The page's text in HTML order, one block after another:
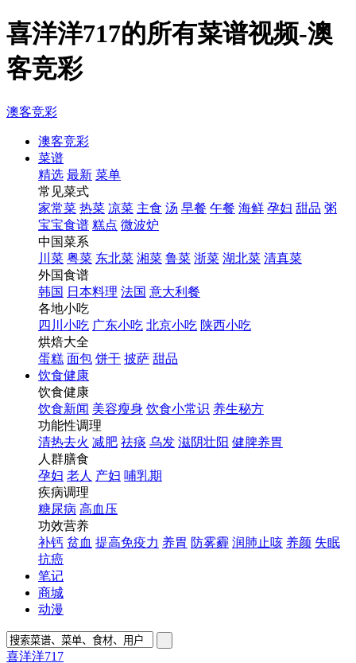
喜洋洋717的所有菜谱视频-澳
客竞彩
澳客竞彩
澳客竞彩
菜谱
精选 最新 菜单
常见菜式
家常菜 热菜 凉菜 主食 汤 早餐 午餐 海鲜 孕妇 甜品 粥
宝宝食谱 糕点 微波炉
中国菜系
川菜 粤菜 东北菜 湘菜 鲁菜 浙菜 湖北菜 清真菜
外国食谱
韩国 日本料理 法国 意大利餐
各地小吃
四川小吃 广东小吃 北京小吃 陕西小吃
烘焙大全
蛋糕 面包 饼干 披萨 甜品
饮食健康
饮食健康
饮食新闻 美容瘦身 饮食小常识 养生秘方
功能性调理
清热去火 减肥 祛痰 乌发 滋阴壮阳 健脾养胃
人群膳食
孕妇 老人 产妇 哺乳期
疾病调理
糖尿病 高血压
功效营养
补钙 贫血 提高免疫力 养胃 防雾霾 润肺止咳 养颜 失眠
抗癌
笔记
商城
动漫
喜洋洋717